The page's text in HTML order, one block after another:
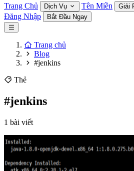
Trang Chủ Dịch Vụ Tên Miền Giải
Đăng Nhập Bắt Đầu Ngay
Trang chủ
Blog
#jenkins
Thẻ
#jenkins
1 bài viết